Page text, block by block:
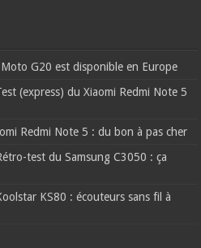
G20 est disponible en Europe
(express) du Xiaomi Redmi Note 5
Redmi Note 5 : du bon à pas cher
test du Samsung C3050 : ça
KS80 : écouteurs sans fil à